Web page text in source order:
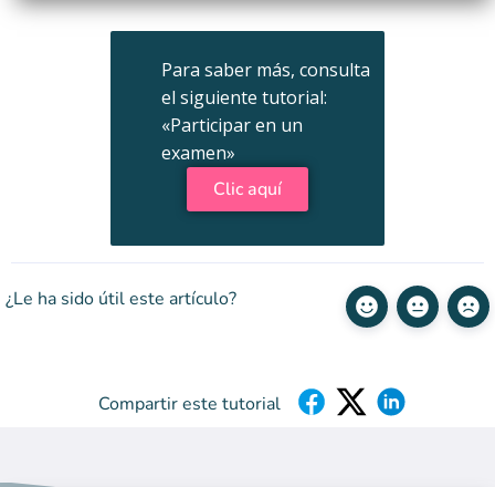
Para saber más, consulta
el siguiente tutorial:
«Participar en un
examen»
Clic aquí
¿Le ha sido útil este artículo?
Compartir este tutorial